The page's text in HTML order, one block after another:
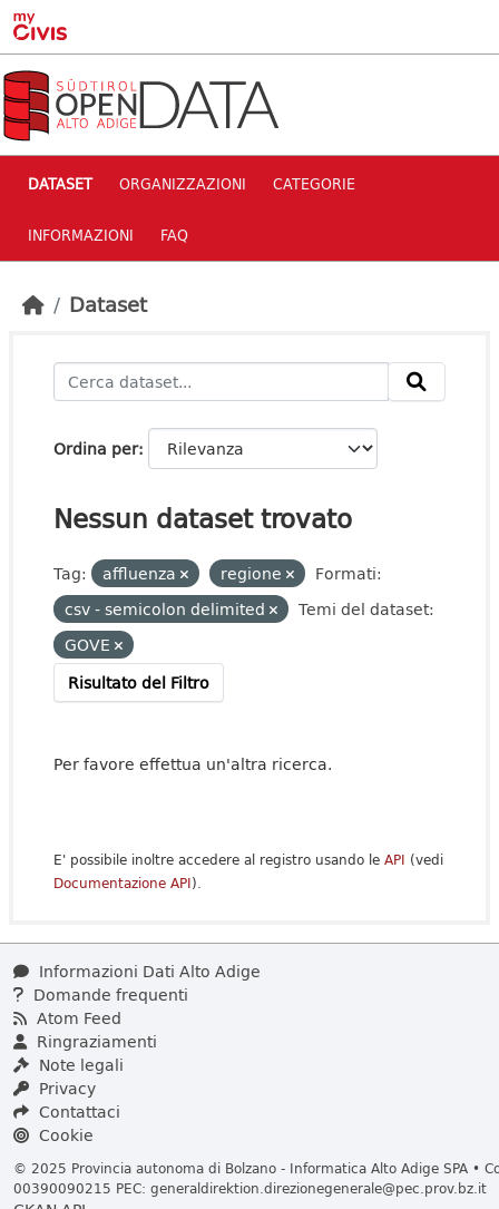
Skip to main content
DATASET ORGANIZZAZIONI CATEGORIE
INFORMAZIONI FAQ
Dataset
Ordina per
Nessun dataset trovato
Tag: affluenza regione
Formati:
csv - semicolon delimited
Temi del dataset:
GOVE
Risultato del Filtro
Per favore effettua un'altra ricerca.
E' possibile inoltre accedere al registro usando le API (vedi
Documentazione API).
Informazioni Dati Alto Adige
Domande frequenti
Atom Feed
Ringraziamenti
Note legali
Privacy
Contattaci
Cookie
© 2025 Provincia autonoma di Bolzano - Informatica Alto Adige SPA •
00390090215 PEC: generaldirektion.direzionegenerale@pec.prov.bz.it